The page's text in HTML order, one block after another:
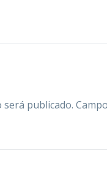
será publicado.